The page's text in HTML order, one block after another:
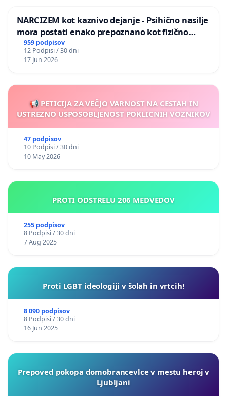
NARCIZEM kot kaznivo dejanje - Psihično nasilje
mora postati enako prepoznano kot fizično
nasilje
959 podpisov
12 Podpisi / 30 dni
17 Jun 2026
📢 PETICIJA ZA VEČJO VARNOST NA CESTAH IN
USTREZNO USPOSOBLJENOST POKLICNIH VOZNIKOV
47 podpisov
10 Podpisi / 30 dni
10 May 2026
PROTI ODSTRELU 206 MEDVEDOV
255 podpisov
8 Podpisi / 30 dni
7 Aug 2025
Proti LGBT ideologiji v šolah in vrtcih!
8 090 podpisov
8 Podpisi / 30 dni
16 Jun 2025
Prepoved pokopa domobrancevlce v mestu heroj v
Ljubljani